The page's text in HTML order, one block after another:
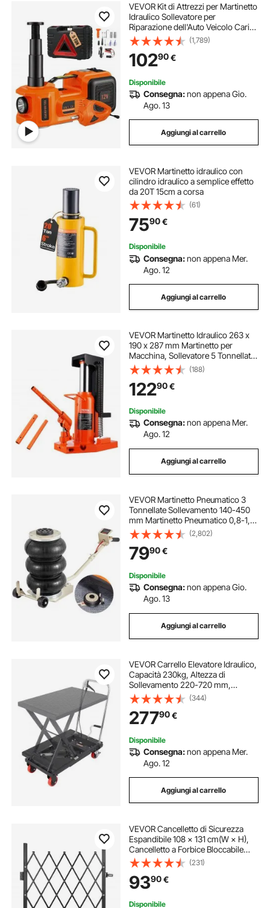
VEVOR Kit di Attrezzi per Martinetto
Idraulico Sollevatore per
Riparazione dell'Auto Veicolo Carico
Massimo 5 Tonnellate Corrente CC
12V 180W 15A Pressione 10bar,
Cassetta di Attrezzi per Martinetto
(1,789)
10290€
Disponibile
Consegna:non appena Gio.
Ago. 13
Aggiungi al carrello
VEVOR Martinetto idraulico con
cilindro idraulico a semplice effetto
da 20T 15cm a corsa
(61)
7590€
Disponibile
Consegna:non appena Mer.
Ago. 12
Aggiungi al carrello
VEVOR Martinetto Idraulico 263 x
190 x 287 mm Martinetto per
Macchina, Sollevatore 5 Tonnellate
sulla Punta, con Capacità di
Sollevamento 10 Tonnellate,
Martinetto Idraulico ad Aria per
Industria
(188)
12290€
Disponibile
Consegna:non appena Mer.
Ago. 12
Aggiungi al carrello
VEVOR Martinetto Pneumatico 3
Tonnellate Sollevamento 140-450
mm Martinetto Pneumatico 0,8-1,0
MPa, Martinetto Gonfiabile 3
Cuscini d'Aria per Riparazione Auto
Manutenzione SUV Pickup Officina
Garage
(2,802)
7990€
Disponibile
Consegna:non appena Gio.
Ago. 13
Aggiungi al carrello
VEVOR Carrello Elevatore Idraulico,
Capacità 230kg, Altezza di
Sollevamento 220-720 mm,
Piattaforma Elevatore Manuale a
Forbice Singola con Cuscinetto
Antiscivolo, Carrello Idraulico a
Forbice Nero
(344)
27790€
Disponibile
Consegna:non appena Mer.
Ago. 12
Aggiungi al carrello
VEVOR Cancelletto di Sicurezza
Espandibile 108 × 131 cm(W × H),
Cancelletto a Forbice Bloccabile
con Lucchetto, Acciaio Massiccio,
con Ruote Girevoli a 360°, per
Vialetto, Garage, Giardino Piscina
(231)
9390€
Disponibile